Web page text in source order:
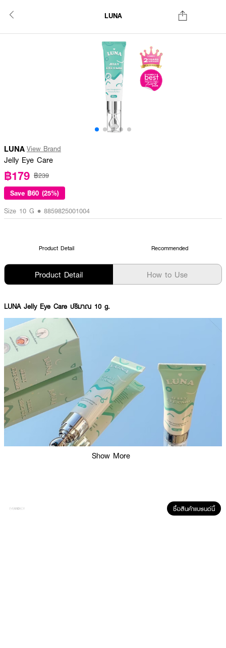
LUNA
LUNA View Brand
Jelly Eye Care
฿179 ฿239
Save ฿60 (25%)
Size 10 G • 8859825001004
Product Detail Recommended
Product Detail How to Use
LUNA Jelly Eye Care ปริมาณ 10 g.
Show More
ซื้อสินค้าแบรนด์นี้